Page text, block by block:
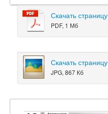
Скачать страницу
PDF, 1 Мб
Скачать страницу
JPG, 867 Кб